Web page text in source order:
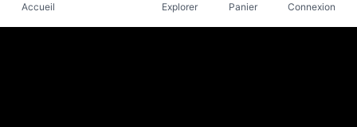
Accueil Explorer Panier Connexion